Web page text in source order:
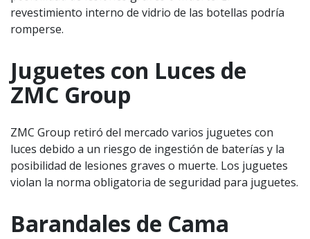
revestimiento interno de vidrio de las botellas podría
romperse.
Juguetes con Luces de
ZMC Group
ZMC Group retiró del mercado varios juguetes con
luces debido a un riesgo de ingestión de baterías y la
posibilidad de lesiones graves o muerte. Los juguetes
violan la norma obligatoria de seguridad para juguetes.
Barandales de Cama